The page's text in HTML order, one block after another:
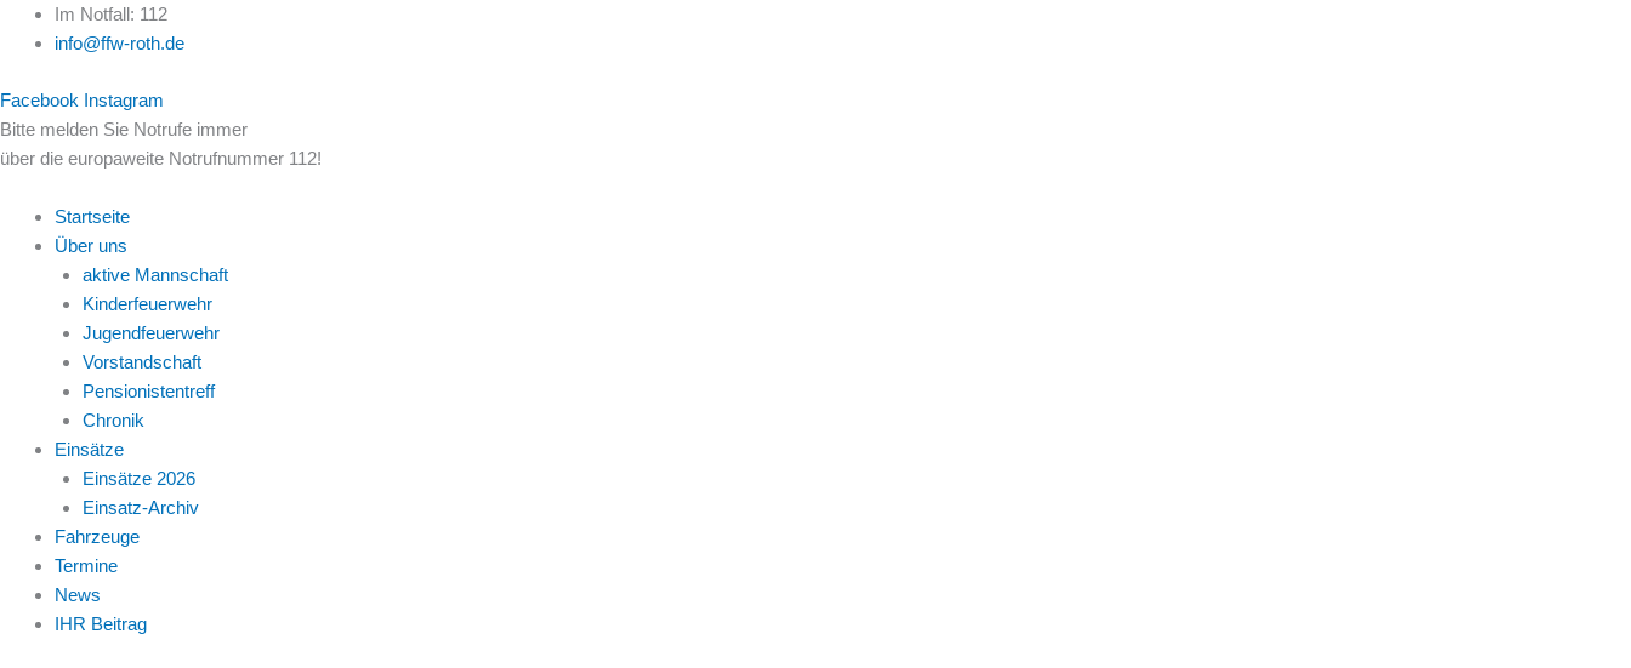
Inhalt
Im Notfall: 112
info@ffw-roth.de
Facebook Instagram
Bitte melden Sie Notrufe immer
über die europaweite Notrufnummer 112!
Startseite
Über uns
aktive Mannschaft
Kinderfeuerwehr
Jugendfeuerwehr
Vorstandschaft
Pensionistentreff
Chronik
Einsätze
Einsätze 2026
Einsatz-Archiv
Fahrzeuge
Termine
News
IHR Beitrag